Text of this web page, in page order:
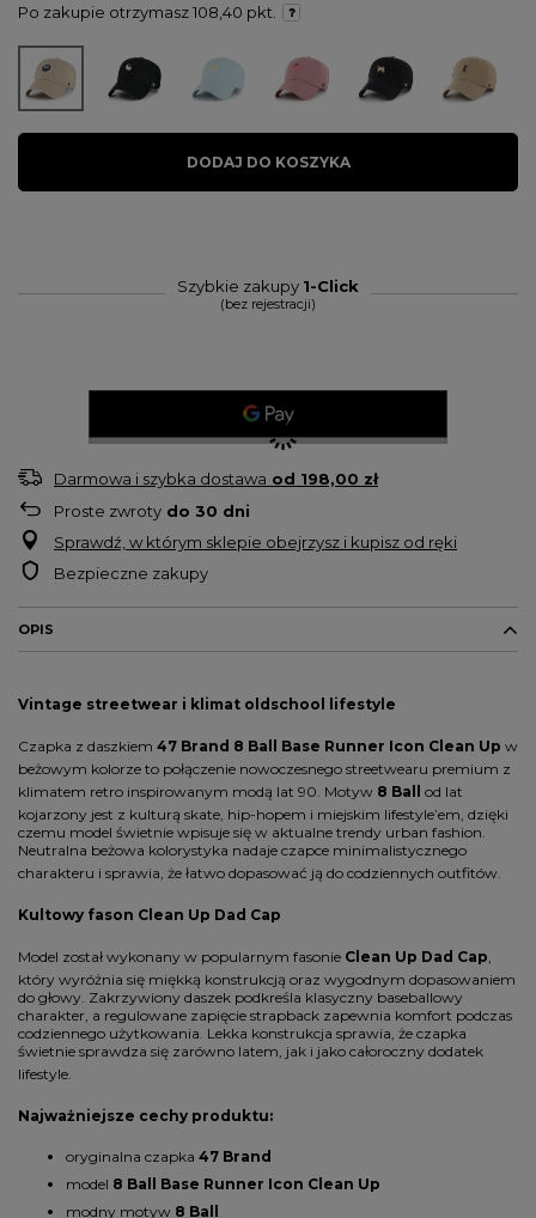
Po zakupie otrzymasz108,40 pkt.
DODAJ DO KOSZYKA
Szybkie zakupy 1-Click
(bez rejestracji)
Darmowa i szybka dostawa od 198,00 zł
Proste zwroty do 30 dni
Sprawdź, w którym sklepie obejrzysz i kupisz od ręki
Bezpieczne zakupy
OPIS
Vintage streetwear i klimat oldschool lifestyle
Czapka z daszkiem 47 Brand 8 Ball Base Runner Icon Clean Up w
beżowym kolorze to połączenie nowoczesnego streetwearu premium z
klimatem retro inspirowanym modą lat 90. Motyw 8 Ball
od lat
kojarzony jest z kulturą skate, hip-hopem i miejskim lifestyle’em, dzięki
czemu model świetnie wpisuje się w aktualne trendy urban fashion.
Neutralna beżowa kolorystyka nadaje czapce minimalistycznego
charakteru i sprawia, że łatwo dopasować ją do codziennych outfitów.
Kultowy fason Clean Up Dad Cap
Model został wykonany w popularnym fasonie Clean Up Dad Cap
który wyróżnia się miękką konstrukcją oraz wygodnym dopasowaniem
do głowy. Zakrzywiony daszek podkreśla klasyczny baseballowy
charakter, a regulowane zapięcie strapback zapewnia komfort podczas
codziennego użytkowania. Lekka konstrukcja sprawia, że czapka
świetnie sprawdza się zarówno latem, jak i jako całoroczny dodatek
lifestyle.
Najważniejsze cechy produktu:
oryginalna czapka 47 Brand
model 8 Ball Base Runner Icon Clean Up
modny motyw 8 Ball